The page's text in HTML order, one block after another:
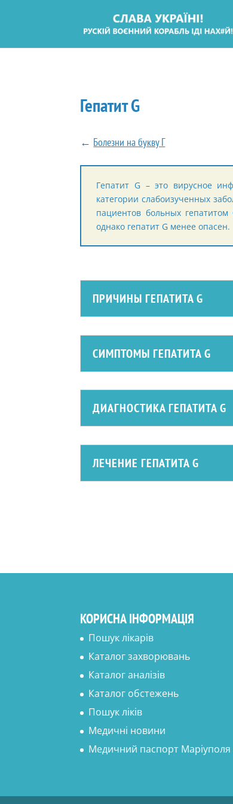
Гепатит G
← Болезни на букву Г
Гепатит G – это вирусное
категории слабоизученных
пациентов больных
однако гепатит G менее опасен.
ПРИЧИНЫ ГЕПАТИТА G
СИМПТОМЫ ГЕПАТИТА G
ДИАГНОСТИКА ГЕПАТИТА G
ЛЕЧЕНИЕ ГЕПАТИТА G
КОРИСНА ІНФОРМАЦІЯ
Пошук лікарів
Каталог захворювань
Каталог аналізів
Каталог обстежень
Пошук ліків
Медичні новини
Медичний паспорт Маріуполя